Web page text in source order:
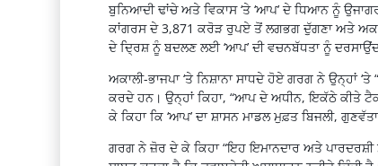
ਬੁਨਿਆਦੀ ਢਾਂਚੇ ਅਤੇ ਵਿਕਾਸ ‘ਤੇ ‘ਆਪ’ ਦੇ ਧਿਆਨ ਨੂੰ
ਕਾਂਗਰਸ ਦੇ 3,871 ਕਰੋੜ ਰੁਪਏ ਤੋਂ ਲਗਭਗ ਦੁੱਗਣਾ ਅਤੇ
ਦੇ ਦ੍ਰਿਸ਼ ਨੂੰ ਬਦਲਣ ਲਈ ‘ਆਪ’ ਦੀ ਵਚਨਬੱਧਤਾ ਨੂੰ
ਅਕਾਲੀ-ਭਾਜਪਾ ‘ਤੇ ਨਿਸ਼ਾਨਾ ਸਾਧਦੇ ਹੋਏ ਗਰਗ ਨੇ ਉਨ੍ਹਾਂ
ਕਰਦੇ ਹਨ। ਉਨ੍ਹਾਂ ਕਿਹਾ, “ਆਪ ਦੇ ਅਧੀਨ, ਇਕੱਠੇ ਕੀਤੇ
ਕੇ ਕਿਹਾ ਕਿ ‘ਆਪ’ ਦਾ ਸ਼ਾਸਨ ਮਾਡਲ ਮੁਫ਼ਤ ਬਿਜਲੀ,
ਗਰਗ ਨੇ ਜ਼ੋਰ ਦੇ ਕੇ ਕਿਹਾ “ਇਹ ਇਮਾਨਦਾਰ ਅਤੇ ਪਾਰਦਰਸ਼ੀ